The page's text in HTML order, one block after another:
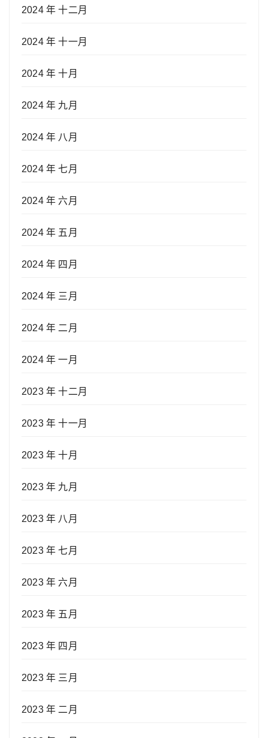
2024 年 十二月
2024 年 十一月
2024 年 十月
2024 年 九月
2024 年 八月
2024 年 七月
2024 年 六月
2024 年 五月
2024 年 四月
2024 年 三月
2024 年 二月
2024 年 一月
2023 年 十二月
2023 年 十一月
2023 年 十月
2023 年 九月
2023 年 八月
2023 年 七月
2023 年 六月
2023 年 五月
2023 年 四月
2023 年 三月
2023 年 二月